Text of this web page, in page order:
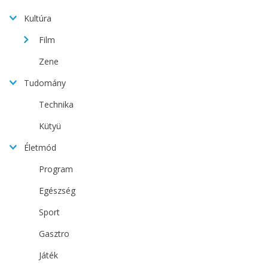
Kultúra
Film
Zene
Tudomány
Technika
Kütyü
Életmód
Program
Egészség
Sport
Gasztro
Játék